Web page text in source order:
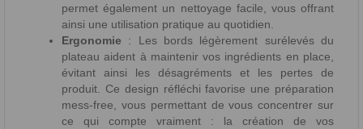
permet également un nettoyage facile, vous offrant
ainsi une utilisation pratique au quotidien.
Ergonomie : Les bords légèrement surélevés du
plateau aident à maintenir vos ingrédients en place,
évitant ainsi les désagréments et les pertes de
produit. Ce design réfléchi favorise une préparation
mess-free, vous permettant de vous concentrer sur
ce qui compte vraiment : la création de vos